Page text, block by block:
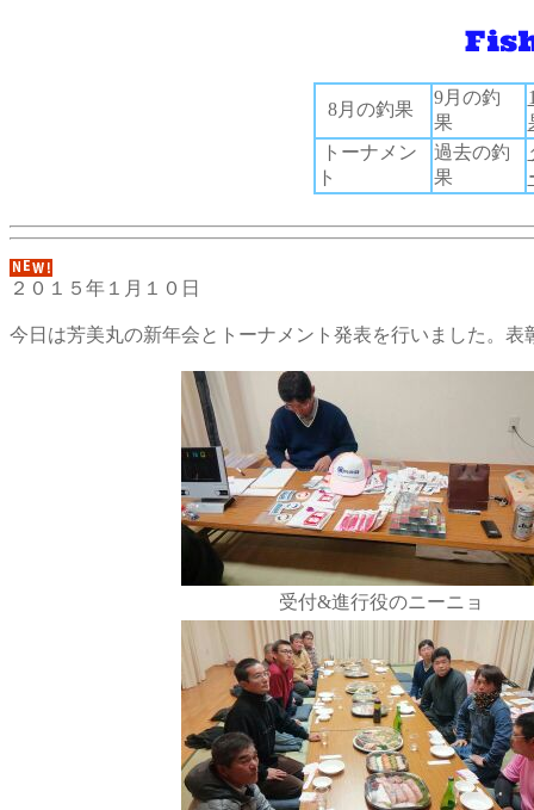
8月の釣果
9月の釣
果
トーナメン
ト
過去の釣
果
２０１５年１月１０日
今日は芳美丸の新年会とトーナメント発表を行いました。
受付&進行役のニーニョ